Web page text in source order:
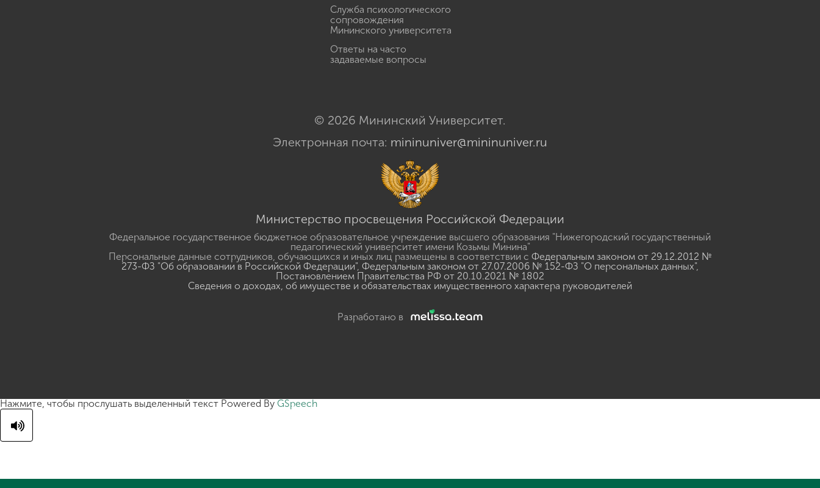
Служба психологического
сопровождения
Мининского университета
Ответы на часто
задаваемые вопросы
© 2026 Мининский Университет.
Электронная почта: mininuniver@mininuniver.ru
Министерство просвещения Российской Федерации
Федеральное государственное бюджетное образовательное учреждение высшего образования "Нижегородский государственный
педагогический университет имени Козьмы Минина"
Персональные данные сотрудников, обучающихся и иных лиц размещены в соответствии с Федеральным законом от 29.12.2012 №
273-ФЗ "Об образовании в Российской Федерации", Федеральным законом от 27.07.2006 № 152-ФЗ "О персональных данных",
Постановлением Правительства РФ от 20.10.2021 № 1802
Сведения о доходах, об имуществе и обязательствах имущественного характера руководителей
Разработано в
Нажмите, чтобы прослушать выделенный текст Powered By GSpeech